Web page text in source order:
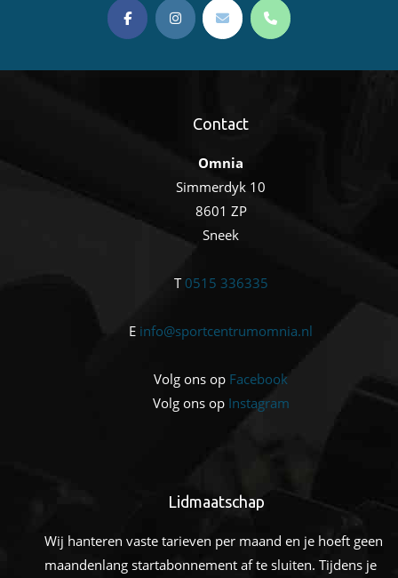
Contact
Omnia
Simmerdyk 10
8601 ZP
Sneek
T0515 336335
E info@sportcentrumomnia.nl
Volg ons op Facebook
Volg ons op Instagram
Lidmaatschap
Wij hanteren vaste tarieven per maand en je hoeft geen
maandenlang startabonnement af te sluiten. Tijdens je